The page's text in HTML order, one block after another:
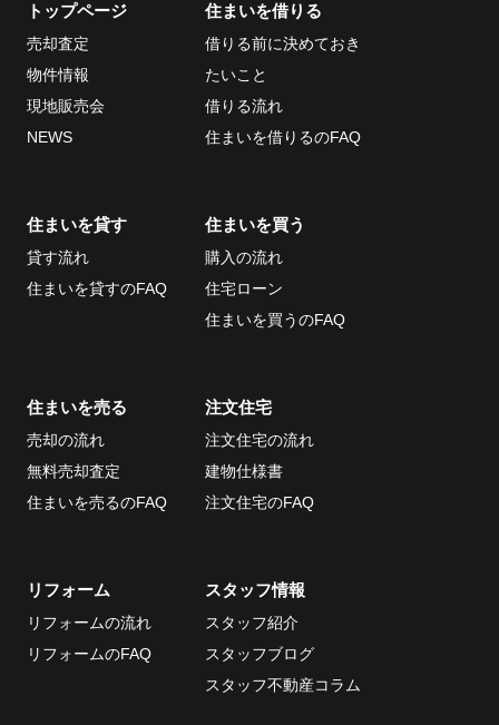
当社について
会社概要
ECサイト
について
反社会的勢力排除条
お問い合わせ
トップページ
売却査定
物件情報
現地販売会
NEWS
住まいを借りる
借りる前に決めておき
たいこと
借りる流れ
住まいを借りるのFAQ
住まいを貸す
貸す流れ
住まいを貸すのFAQ
住まいを買う
購入の流れ
住宅ローン
住まいを買うのFAQ
住まいを売る
売却の流れ
無料売却査定
住まいを売るのFAQ
注文住宅
注文住宅の流れ
建物仕様書
注文住宅のFAQ
リフォーム
リフォームの流れ
リフォームのFAQ
スタッフ情報
スタッフ紹介
スタッフブログ
スタッフ不動産コラム